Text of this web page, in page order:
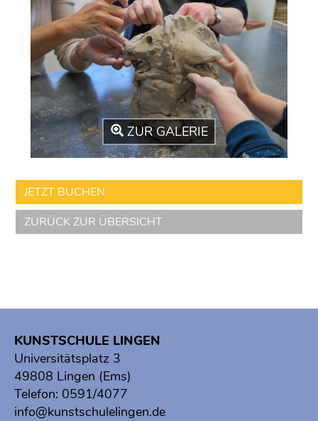
ZUR GALERIE
JETZT BUCHEN
ZURÜCK ZUR ÜBERSICHT
KUNSTSCHULE LINGEN
Universitätsplatz 3
49808 Lingen (Ems)
Telefon: 0591/4077
info@kunstschulelingen.de